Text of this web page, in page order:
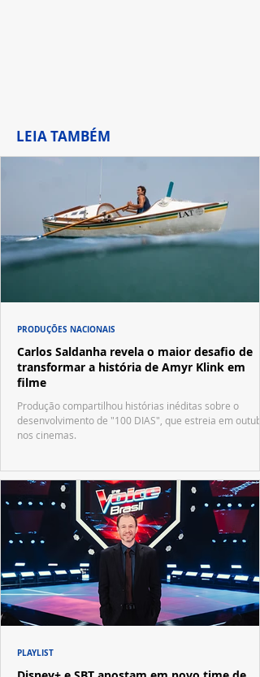
LEIA TAMBÉM
Carlos Saldanha revela o maior desafio de
transformar a história de Amyr Klink em
filme
Produção compartilhou histórias inéditas sobre o
desenvolvimento de "100 DIAS", que estreia em
nos cinemas.
PRODUÇÕES NACIONAIS
PLAYLIST